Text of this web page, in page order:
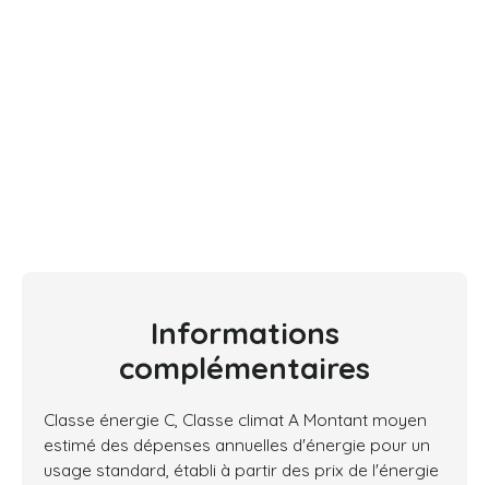
Informations
complémentaires
Classe énergie C, Classe climat A Montant moyen
estimé des dépenses annuelles d'énergie pour un
usage standard, établi à partir des prix de l'énergie